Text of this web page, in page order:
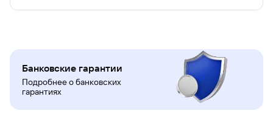
Банковские гарантии
Подробнее о банковских
гарантиях
Скачать(PDF,2 MB)